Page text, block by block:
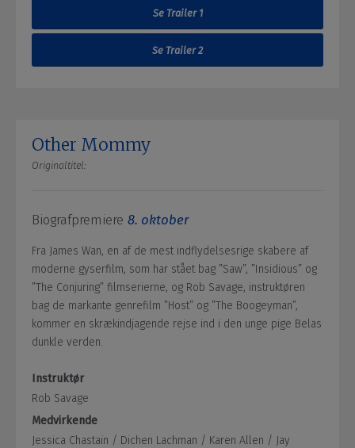
Se Trailer 1
Se Trailer 2
Other Mommy
Originaltitel:
Biografpremiere 8. oktober
Fra James Wan, en af de mest indflydelsesrige skabere af
moderne gyserfilm, som har stået bag ”Saw”, ”Insidious” og
”The Conjuring” filmserierne, og Rob Savage, instruktøren
bag de markante genrefilm ”Host” og ”The Boogeyman”,
kommer en skrækindjagende rejse ind i den unge pige Belas
dunkle verden.
Instruktør
Rob Savage
Medvirkende
Jessica Chastain / Dichen Lachman / Karen Allen / Jay